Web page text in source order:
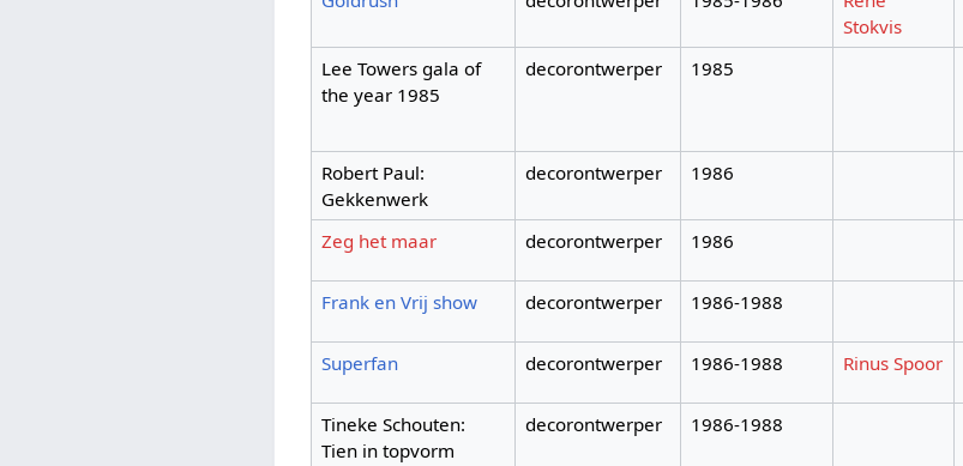
Stokvis
Lee Towers gala of
the year 1985
decorontwerper 1985
Robert Paul:
Gekkenwerk
decorontwerper 1986
Zeg het maar decorontwerper 1986
Frank en Vrij show decorontwerper 1986-1988
Superfan decorontwerper 1986-1988 Rinus Spoor
Tineke Schouten:
Tien in topvorm
decorontwerper 1986-1988